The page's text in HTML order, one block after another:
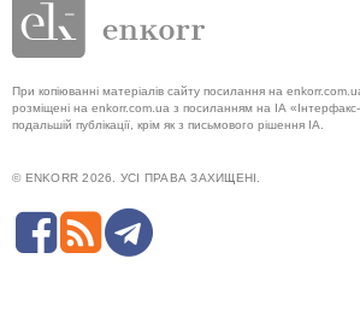
При копіюванні матеріалів сайту посилання на
розміщені на enkorr.com.ua з посиланням на ІА
подальшій публікації, крім як з письмового рішення ІА.
© ENKORR 2026. УСІ ПРАВА ЗАХИЩЕНІ.